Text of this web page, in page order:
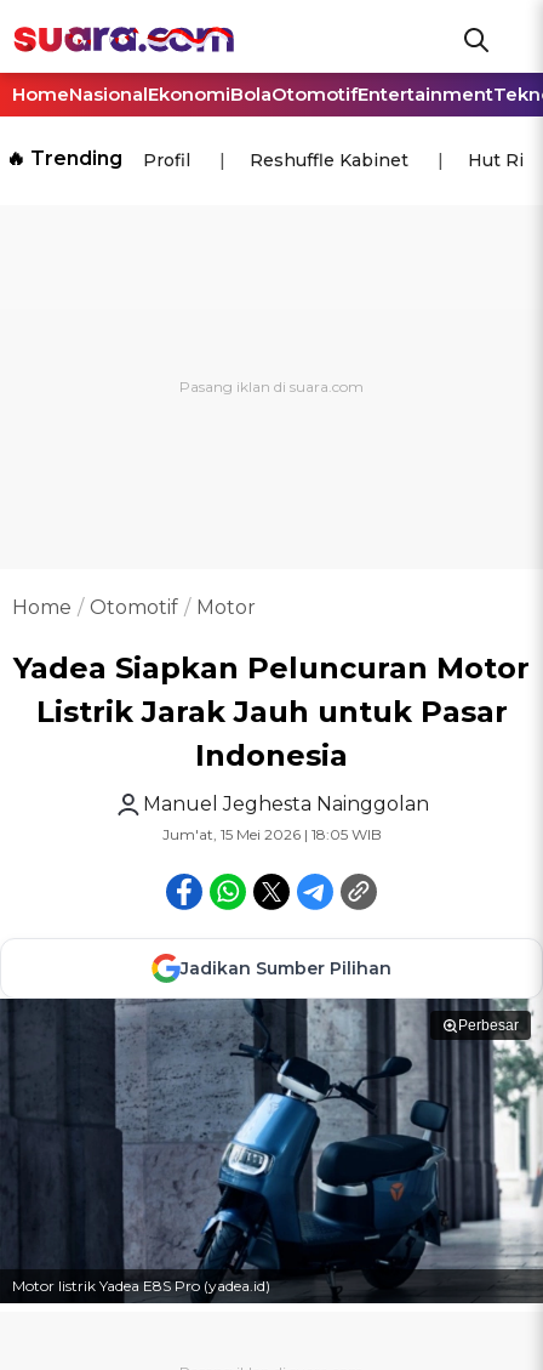
HomeNasionalEkonomiBolaOtomotifEntertainment
🔥 Trending Profil Reshuffle Kabinet Hut Ri
Home Otomotif Motor
Yadea Siapkan Peluncuran Motor
Listrik Jarak Jauh untuk Pasar
Indonesia
Manuel Jeghesta Nainggolan
Jum'at, 15 Mei 2026 | 18:05 WIB
Jadikan Sumber Pilihan
Perbesar
Motor listrik Yadea E8S Pro (yadea.id)